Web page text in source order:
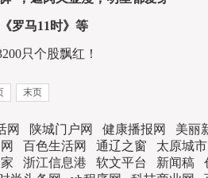
罗马11时》等
只个股飘红！
末页
网 陕城门户网 健康播报网 美丽
百色生活网 通辽之窗 太原城市
浙江信息港 软文平台 新闻稿